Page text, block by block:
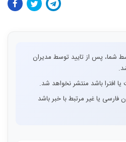
شما، پس از تایید توسط مدیران
افترا باشد منتشر نخواهد شد.
فارسی یا غیر مرتبط با خبر باشد